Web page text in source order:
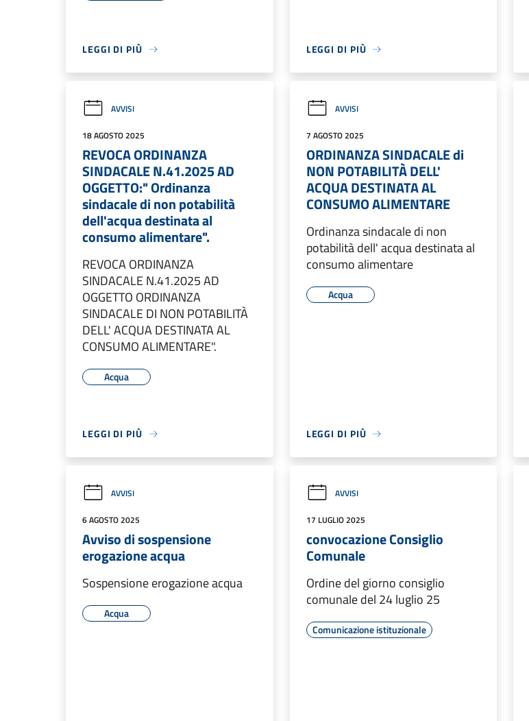
LEGGI DI PIÙ LEGGI DI PIÙ
AVVISI
18 AGOSTO 2025
REVOCA ORDINANZA
SINDACALE N.41.2025 AD
OGGETTO:" Ordinanza
sindacale di non potabilità
dell'acqua destinata al
consumo alimentare".
REVOCA ORDINANZA
SINDACALE N.41.2025 AD
OGGETTO ORDINANZA
SINDACALE DI NON POTABILITÀ
DELL' ACQUA DESTINATA AL
CONSUMO ALIMENTARE".
Acqua
LEGGI DI PIÙ
AVVISI
7 AGOSTO 2025
ORDINANZA SINDACALE di
NON POTABILITÀ DELL'
ACQUA DESTINATA AL
CONSUMO ALIMENTARE
Ordinanza sindacale di non
potabilità dell' acqua destinata al
consumo alimentare
Acqua
LEGGI DI PIÙ
AVVISI
6 AGOSTO 2025
Avviso di sospensione
erogazione acqua
Sospensione erogazione acqua
Acqua
AVVISI
17 LUGLIO 2025
convocazione Consiglio
Comunale
Ordine del giorno consiglio
comunale del 24 luglio 25
Comunicazione istituzionale